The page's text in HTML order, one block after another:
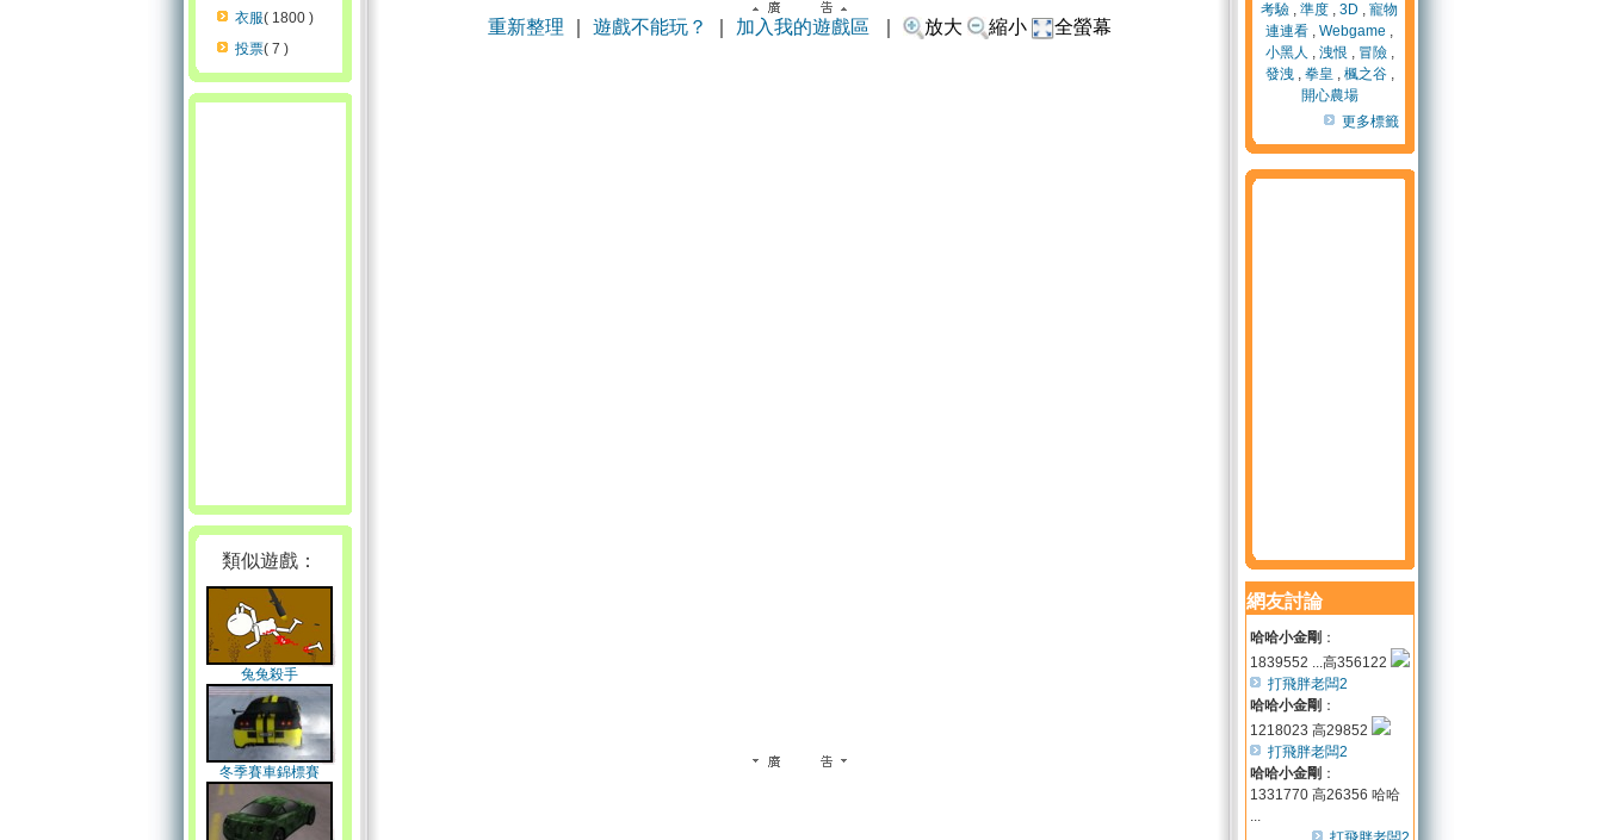
衣服( 1800 )
投票( 7 )
類似遊戲：
兔兔殺手
冬季賽車錦標賽
重新整理 遊戲不能玩？ 加入我的遊戲區 放大 縮小 全螢幕
考驗 , 準度 , 3D , 寵物
連連看 , Webgame ,
小黑人 , 洩恨 , 冒險,
發洩, 拳皇 , 楓之谷,
開心農場
更多標籤
網友討論
哈哈小金剛 ：
1839552 ...高356122
打飛胖老闆2
哈哈小金剛 ：
1218023 高29852
打飛胖老闆2
哈哈小金剛 ：
1331770 高26356 哈哈
...